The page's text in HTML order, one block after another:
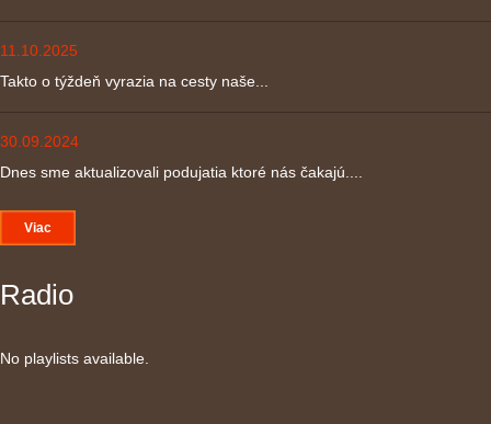
11.10.2025
Takto o týždeň vyrazia na cesty naše...
30.09.2024
Dnes sme aktualizovali podujatia ktoré nás čakajú....
Viac
Radio
No playlists available.